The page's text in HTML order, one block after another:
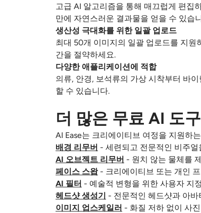
고급 AI 알고리즘을 통해 매끄럽게 편집
만에 자연스러운 결과물을 얻을 수 있습
생산성 극대화를 위한 일괄 업로드
최대 50개 이미지의 일괄 업로드를 지원
간을 절약하세요.
다양한 애플리케이션에 적합
의류, 안경, 보석류의 가상 시착부터 바
할 수 있습니다.
더 많은 무료 AI 도
AI Ease는 크리에이티브 여정을 지원하
배경 리무버 - 세련되고 전문적인 비주
AI 오브젝트 리무버 - 원치 않는 물체를
페이스 스왑 - 크리에이티브 또는 개인
AI 필터 - 예술적 변형을 위한 사용자 지
헤드샷 생성기 - 전문적인 헤드샷과 아바
이미지 업스케일러 - 화질 저하 없이 사